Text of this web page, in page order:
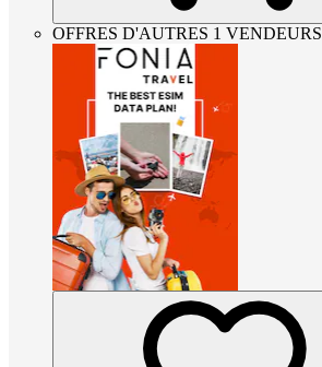
OFFRES D'AUTRES 1 VENDEURS